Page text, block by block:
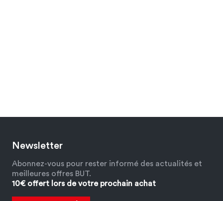
Newsletter
Abonnez-vous pour rester informé des actualités et
meilleures offres BUT.
10€ offert lors de votre prochain achat